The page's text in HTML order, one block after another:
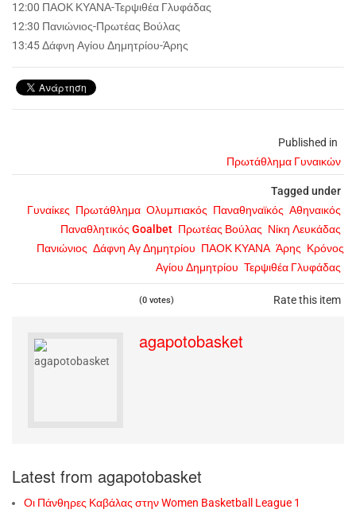
Published in
Πρωτάθλημα Γυναικών
Tagged under
Γυναίκες Πρωτάθλημα Ολυμπιακός Παναθηναϊκός Αθηναικός
Παναθλητικός Goalbet Πρωτέας Βούλας Νίκη Λευκάδας
Πανιώνιος Δάφνη Αγ Δημητρίου ΠΑΟΚ ΚΥΑΝΑ Άρης Κρόνος
Αγίου Δημητρίου Τερψιθέα Γλυφάδας
Rate this item
(0 votes)
12:00 ΠΑΟΚ ΚΥΑΝΑ-Τερψιθέα Γλυφάδας
12:30 Πανιώνιος-Πρωτέας Βούλας
13:45 Δάφνη Αγίου Δημητρίου-Άρης
agapotobasket
Latest from agapotobasket
Οι Πάνθηρες Καβάλας στην Women Basketball League 1